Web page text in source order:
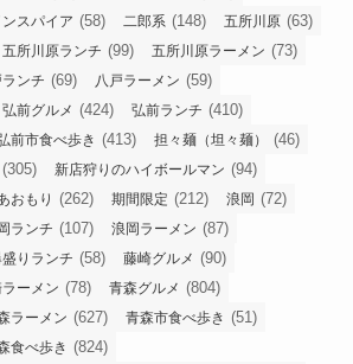
スパイア (58) 二郎系 (148) 五所川原 (63)
五所川原ランチ (99) 五所川原ラーメン (73)
ンチ (69) 八戸ラーメン (59)
弘前グルメ (424) 弘前ランチ (410)
前市食べ歩き (413) 担々麺（坦々麺） (46)
(305) 新店狩りのハイボールマン (94)
おもり (262) 期間限定 (212) 浪岡 (72)
ランチ (107) 浪岡ラーメン (87)
りランチ (58) 藤崎グルメ (90)
ーメン (78) 青森グルメ (804)
ラーメン (627) 青森市食べ歩き (51)
食べ歩き (824)